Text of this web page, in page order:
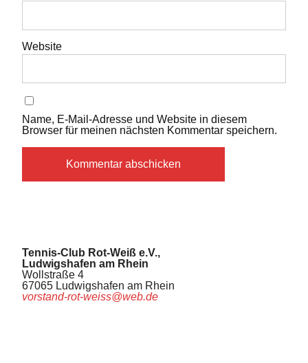
Website
Name, E-Mail-Adresse und Website in diesem
Browser für meinen nächsten Kommentar speichern.
Tennis-Club Rot-Weiß e.V.,
Ludwigshafen am Rhein
Wollstraße 4
67065 Ludwigshafen am Rhein
vorstand-rot-weiss@web.de